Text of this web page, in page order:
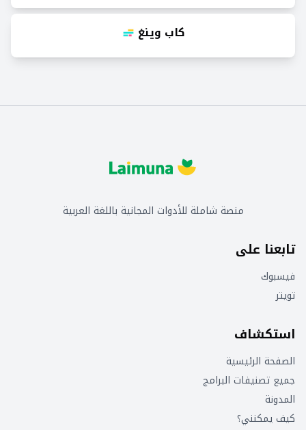
كاب وينغ
منصة شاملة للأدوات المجانية باللغة العربية
تابعنا على
فيسبوك
تويتر
استكشاف
الصفحة الرئيسية
جميع تصنيفات البرامج
المدونة
كيف يمكنني؟